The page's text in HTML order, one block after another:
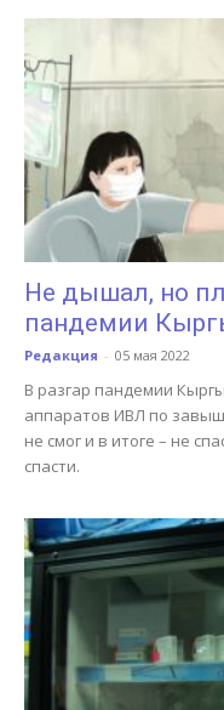
Не дышал, но
пандемии
Редакция - 05 мая 2022
В разгар пандемии
аппаратов ИВЛ по
не смог и в итоге – не
спасти.